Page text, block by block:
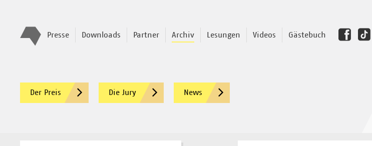
Presse Downloads Partner Archiv Lesungen Videos Gästebuch
Der Preis Die Jury News